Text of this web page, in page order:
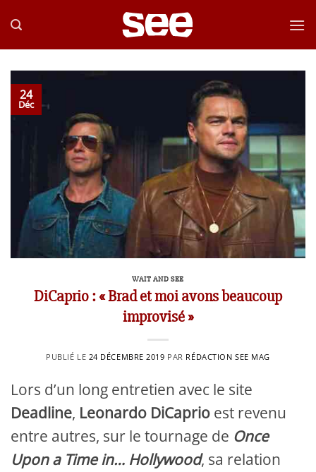
au
24
Déc
WAIT AND SEE
DiCaprio : « Brad et moi avons beaucoup
improvisé »
PUBLIÉ LE 24 DÉCEMBRE 2019 PAR RÉDACTION SEE MAG
Lors d’un long entretien avec le site
Deadline, Leonardo DiCaprio est revenu
entre autres, sur le tournage de Once
Upon a Time in… Hollywood, sa relation